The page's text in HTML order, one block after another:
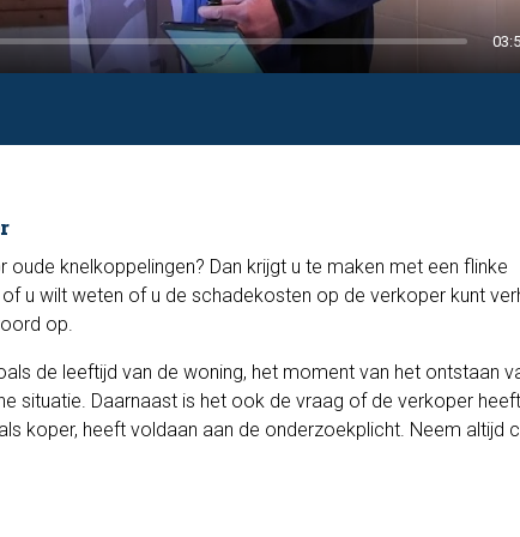
knelkoppelingen? Dan krijgt u te maken met een flinke
u wilt weten of u de schadekosten op de verkoper kunt
op.
de leeftijd van de woning, het moment van het ontstaan
situatie. Daarnaast is het ook de vraag of de verkoper
koper, heeft voldaan aan de onderzoekplicht. Neem altijd